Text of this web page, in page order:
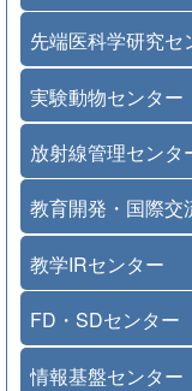
先端医科学研究セ
実験動物センター
放射線管理センタ
教育開発・国際交
教学IRセンター
FD・SDセンター
情報基盤センター